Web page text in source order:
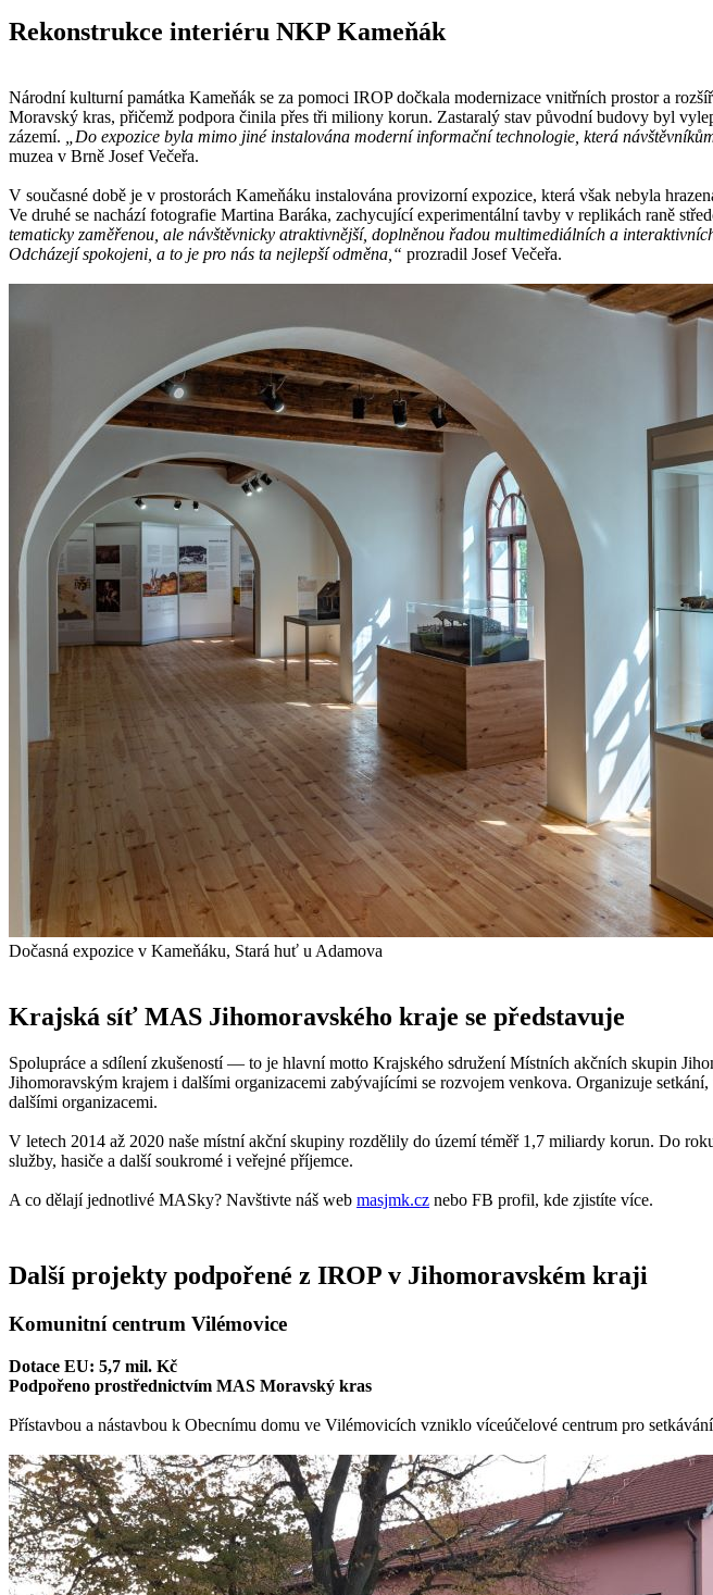
Rekonstrukce interiéru NKP Kameňák
Národní kulturní památka Kameňák se za pomoci IROP dočkala modernizace vnitřních prostor a
Moravský kras, přičemž podpora činila přes tři miliony korun. Zastaralý stav původní budovy byl
zázemí.
„Do expozice byla mimo jiné instalována moderní informační technologie, která
muzea v Brně Josef Večeřa.
V současné době je v prostorách Kameňáku instalována provizorní expozice, která však nebyla
Ve druhé se nachází fotografie Martina Baráka, zachycující experimentální tavby v replikách raně
tematicky zaměřenou, ale návštěvnicky atraktivnější, doplněnou řadou multimediálních a
Odcházejí spokojeni, a to je pro nás ta nejlepší odměna,“ prozradil Josef Večeřa.
Dočasná expozice v Kameňáku, Stará huť u Adamova
Krajská síť MAS Jihomoravského kraje se představuje
Spolupráce a sdílení zkušeností — to je hlavní motto Krajského sdružení Místních akčních skupin
Jihomoravským krajem i dalšími organizacemi zabývajícími se rozvojem venkova. Organizuje
dalšími organizacemi.
V letech 2014 až 2020 naše místní akční skupiny rozdělily do území téměř 1,7 miliardy korun. Do
služby, hasiče a další soukromé i veřejné příjemce.
A co dělají jednotlivé MASky? Navštivte náš web masjmk.cz nebo FB profil, kde zjistíte více.
Další projekty podpořené z IROP v Jihomoravském kraji
Komunitní centrum Vilémovice
Dotace EU: 5,7 mil. Kč
Podpořeno prostřednictvím MAS Moravský kras
Přístavbou a nástavbou k Obecnímu domu ve Vilémovicích vzniklo víceúčelové centrum pro